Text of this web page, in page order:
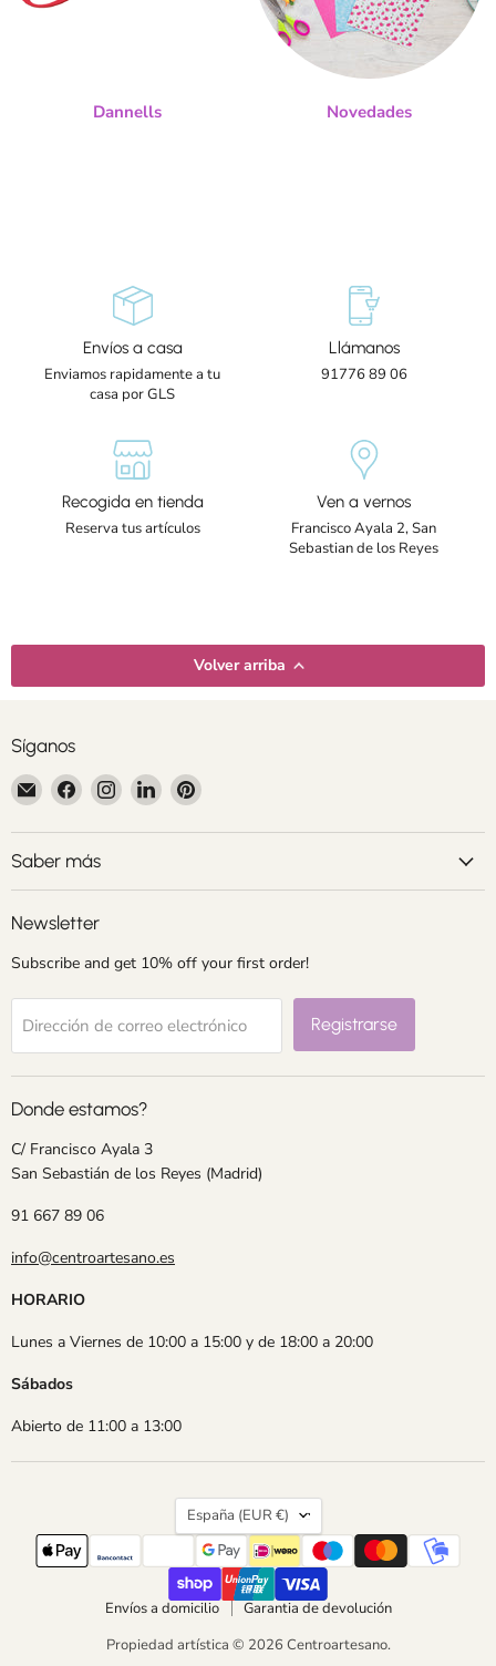
Dannells Novedades
Envíos a casa
Enviamos rapidamente a tu
casa por GLS
Llámanos
91776 89 06
Recogida en tienda
Reserva tus artículos
Ven a vernos
Francisco Ayala 2, San
Sebastian de los Reyes
Volver arriba
Síganos
Encuéntrenos
en
Correo
electrónico
Encuéntrenos
en
Facebook
Encuéntrenos
en
Instagram
Encuéntrenos
en
LinkedIn
Encuéntrenos
Pinterest
Saber más
Newsletter
Subscribe and get 10% off your first order!
Dirección de correo electrónico Registrarse
Donde estamos?
C/ Francisco Ayala 3
San Sebastián de los Reyes (Madrid)
91 667 89 06
info@centroartesano.es
HORARIO
Lunes a Viernes de 10:00 a 15:00 y de 18:00 a 20:00
Sábados
Abierto de 11:00 a 13:00
País
España (EUR €)
Envíos a domicilio
Garantia de devolución
Propiedad artística © 2026 Centroartesano.